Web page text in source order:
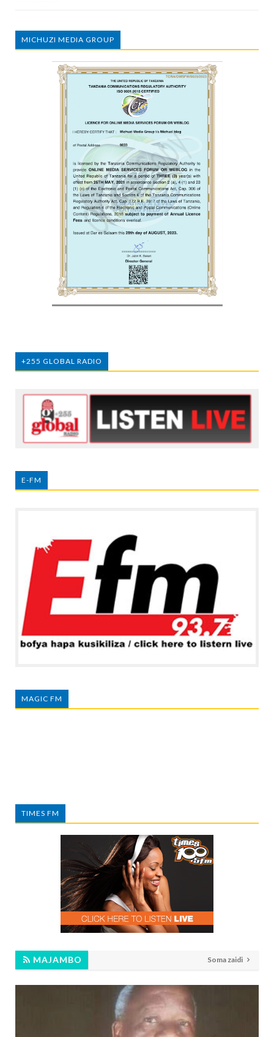
MICHUZI MEDIA GROUP
+255 GLOBAL RADIO
E-FM
MAGIC FM
TIMES FM
MAJAMBO Soma zaidi